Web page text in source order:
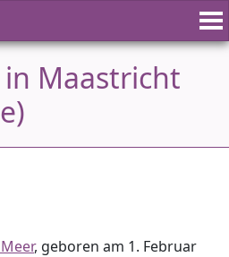
Maastricht
, geboren am 1. Februar